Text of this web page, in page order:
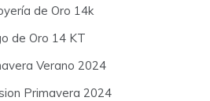
de Oro 14k
de Oro 14 KT
Verano 2024
Primavera 2024